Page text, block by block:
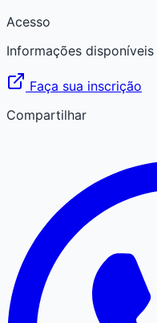
Acesso
Informações disponíveis
Faça sua inscrição
Compartilhar